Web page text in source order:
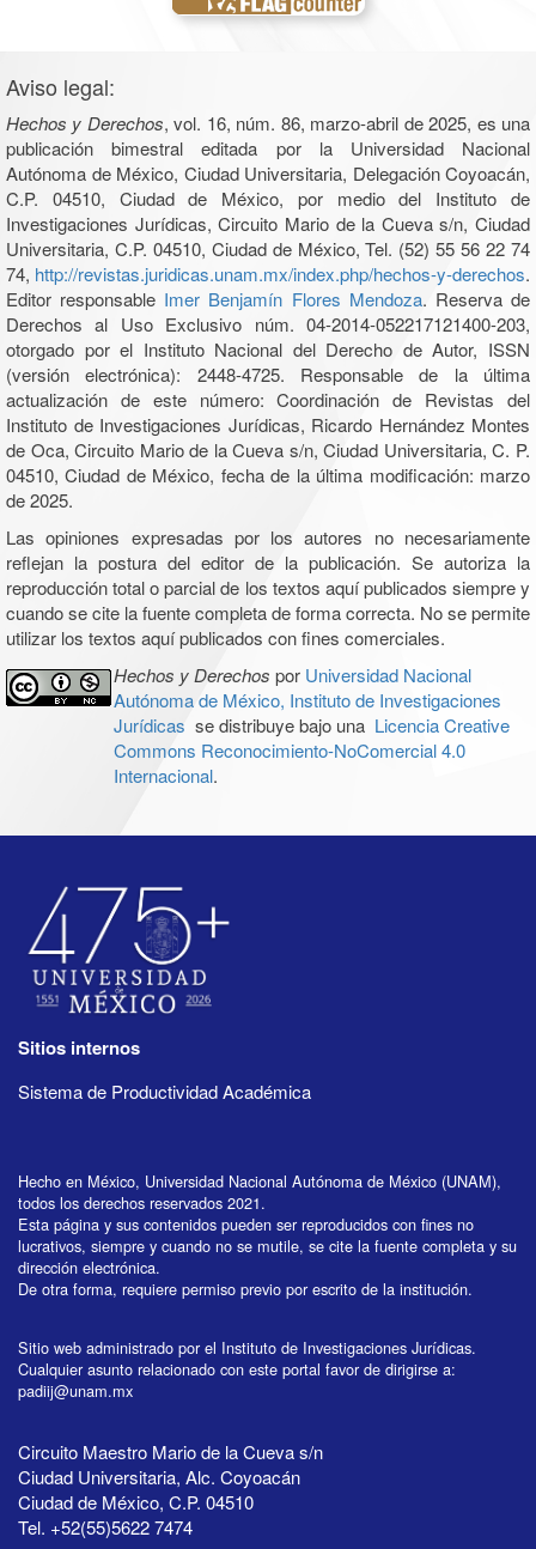
Aviso legal:
Hechos y Derechos, vol. 16, núm. 86, marzo-abril de 2025, es una
publicación bimestral editada por la Universidad Nacional
Autónoma de México, Ciudad Universitaria, Delegación Coyoacán,
C.P. 04510, Ciudad de México, por medio del Instituto de
Investigaciones Jurídicas, Circuito Mario de la Cueva s/n, Ciudad
Universitaria, C.P. 04510, Ciudad de México, Tel. (52) 55 56 22 74
74, http://revistas.juridicas.unam.mx/index.php/hechos-y-derechos.
Editor responsable Imer Benjamín Flores Mendoza. Reserva de
Derechos al Uso Exclusivo núm. 04-2014-052217121400-203,
otorgado por el Instituto Nacional del Derecho de Autor, ISSN
(versión electrónica): 2448-4725. Responsable de la última
actualización de este número: Coordinación de Revistas del
Instituto de Investigaciones Jurídicas, Ricardo Hernández Montes
de Oca, Circuito Mario de la Cueva s/n, Ciudad Universitaria, C. P.
04510, Ciudad de México, fecha de la última modificación: marzo
de 2025.
Las opiniones expresadas por los autores no necesariamente
reflejan la postura del editor de la publicación. Se autoriza la
reproducción total o parcial de los textos aquí publicados siempre y
cuando se cite la fuente completa de forma correcta. No se permite
utilizar los textos aquí publicados con fines comerciales.
Hechos y Derechos por Universidad Nacional
Autónoma de México, Instituto de Investigaciones
Jurídicas se distribuye bajo una Licencia Creative
Commons Reconocimiento-NoComercial 4.0
Internacional.
Sitios internos
Sistema de Productividad Académica
Hecho en México, Universidad Nacional Autónoma de México (UNAM),
todos los derechos reservados 2021.
Esta página y sus contenidos pueden ser reproducidos con fines no
lucrativos, siempre y cuando no se mutile, se cite la fuente completa y su
dirección electrónica.
De otra forma, requiere permiso previo por escrito de la institución.
Sitio web administrado por el Instituto de Investigaciones Jurídicas.
Cualquier asunto relacionado con este portal favor de dirigirse a:
padiij@unam.mx
Circuito Maestro Mario de la Cueva s/n
Ciudad Universitaria, Alc. Coyoacán
Ciudad de México, C.P. 04510
Tel. +52(55)5622 7474